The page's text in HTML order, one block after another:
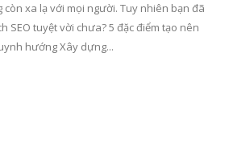
còn xa lạ với mọi người. Tuy nhiên bạn đã
SEO tuyệt vời chưa? 5 đặc điểm tạo nên
hướng Xây dựng...